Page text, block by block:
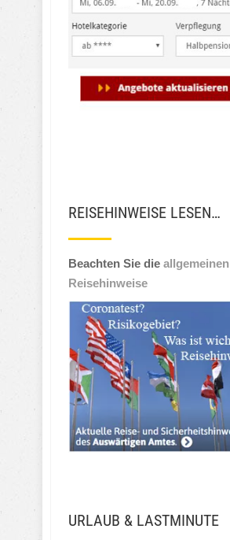
REISEHINWEISE LESEN…
Beachten Sie die allgemeinen
Reisehinweise
URLAUB & LASTMINUTE